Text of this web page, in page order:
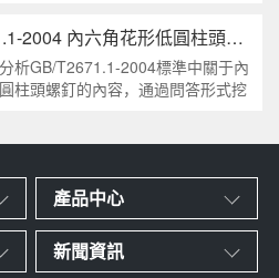
。下面我們來分析一下這兩種級別
區別。1. A級和B級的定義和標準
級和B級是
GB/T2671.1-2004 內六角花形低圓柱頭螺釘
析GB/T2671.1-2004標準中關于內
柱頭螺釘的內容，通過問答形式挖
產品中心
新聞資訊